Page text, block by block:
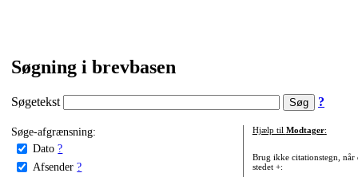
Søgning i brevbasen
Søgetekst ?
Søge-afgrænsning:
Dato ?
Afsender ?
Hjælp til Modtager:
Brug ikke citationstegn, når
stedet +: